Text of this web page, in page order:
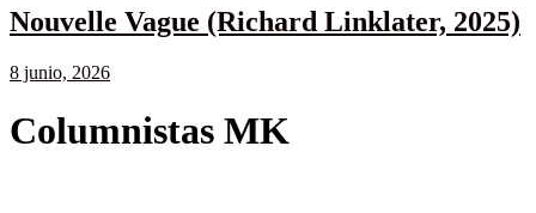
Nouvelle Vague (Richard Linklater, 2025)
8 junio, 2026
Columnistas MK